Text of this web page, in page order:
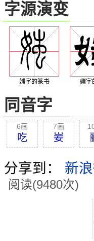
字源演变
媸字的篆书 媸字
同音字
6画
吃
7画
妛
分享到： 新
阅读(9480次)